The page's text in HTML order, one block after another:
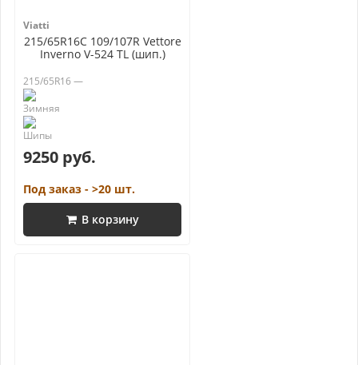
Viatti
215/65R16C 109/107R Vettore
Inverno V-524 TL (шип.)
215/65R16 —
9250 руб.
Под заказ - >20 шт.
В корзину